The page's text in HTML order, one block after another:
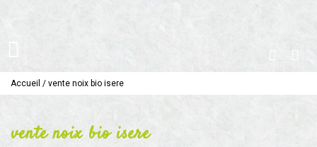
Accueil / vente noix bio isere
vente noix bio isere